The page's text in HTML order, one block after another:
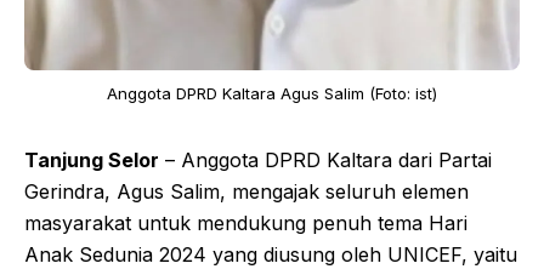
Anggota DPRD Kaltara Agus Salim (Foto: ist)
Tanjung Selor – Anggota DPRD Kaltara dari Partai
Gerindra, Agus Salim, mengajak seluruh elemen
masyarakat untuk mendukung penuh tema Hari
Anak Sedunia 2024 yang diusung oleh UNICEF, yaitu